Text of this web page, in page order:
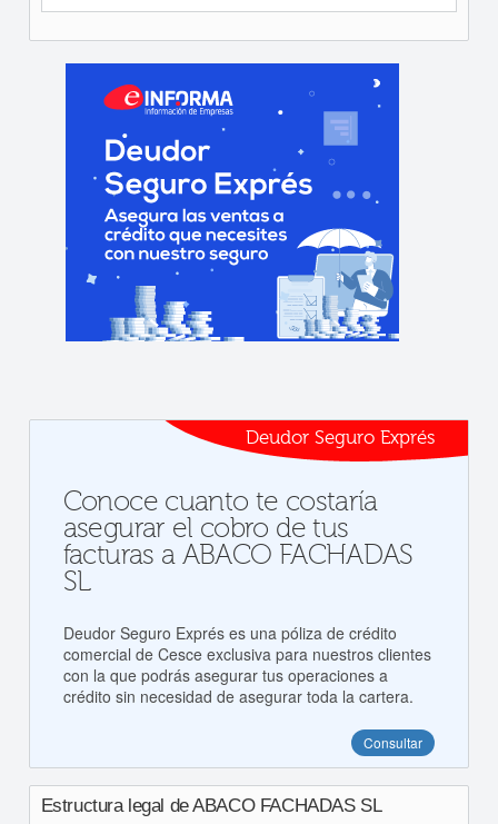
Deudor Seguro Exprés
Conoce cuanto te costaría
asegurar el cobro de tus
facturas a ABACO FACHADAS
SL
Deudor Seguro Exprés es una póliza de crédito
comercial de Cesce exclusiva para nuestros clientes
con la que podrás asegurar tus operaciones a
crédito sin necesidad de asegurar toda la cartera.
Consultar
Estructura legal de ABACO FACHADAS SL